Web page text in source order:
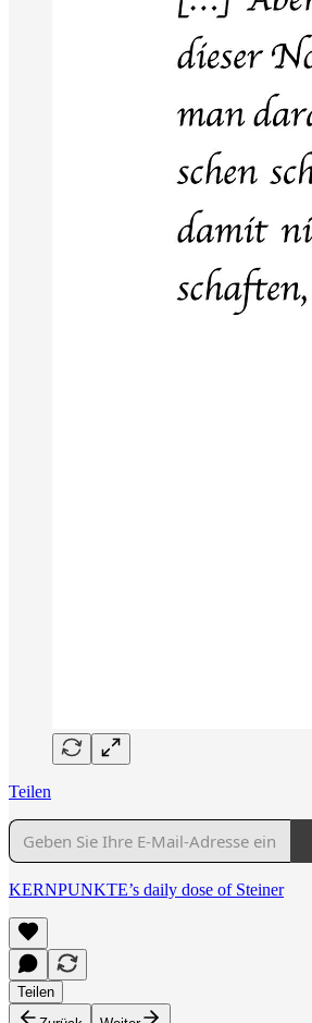
Teilen
KERNPUNKTE’s daily dose of Steiner
Teilen